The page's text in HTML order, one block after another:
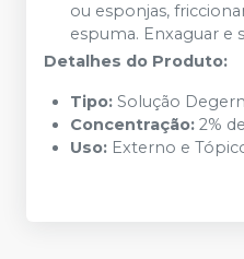
ou esponjas,
espuma. Enxaguar e
Detalhes do Produto:
Tipo: Solução
Concentração: 2%
Uso: Externo e